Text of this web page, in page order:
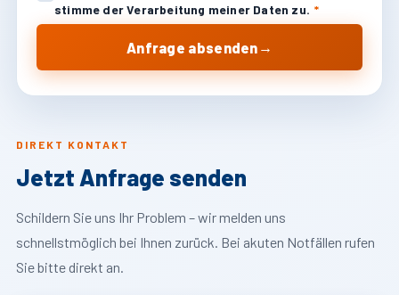
DIREKT KONTAKT
Jetzt Anfrage senden
Schildern Sie uns Ihr Problem – wir melden uns
schnellstmöglich bei Ihnen zurück. Bei akuten Notfällen rufen
Sie bitte direkt an.
stimme der Verarbeitung meiner Daten zu. *
Anfrage absenden →